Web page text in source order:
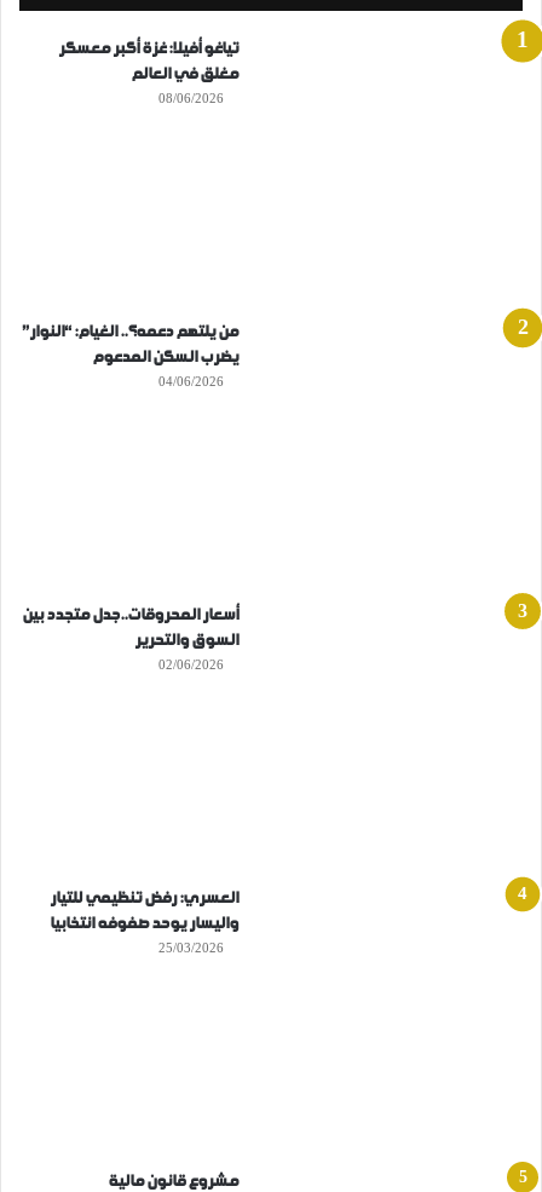
تياغو أفيلا: غزة أكبر معسكر
مغلق في العالم
08/06/2026
من يلتهم دعمه؟.. الغيام: “النوار”
يضرب السكن المدعوم
04/06/2026
أسعار المحروقات..جدل متجدد بين
السوق والتحرير
02/06/2026
العسري: رفض تنظيمي للتيار
واليسار يوحد صفوفه انتخابيا
25/03/2026
مشروع قانون مالية